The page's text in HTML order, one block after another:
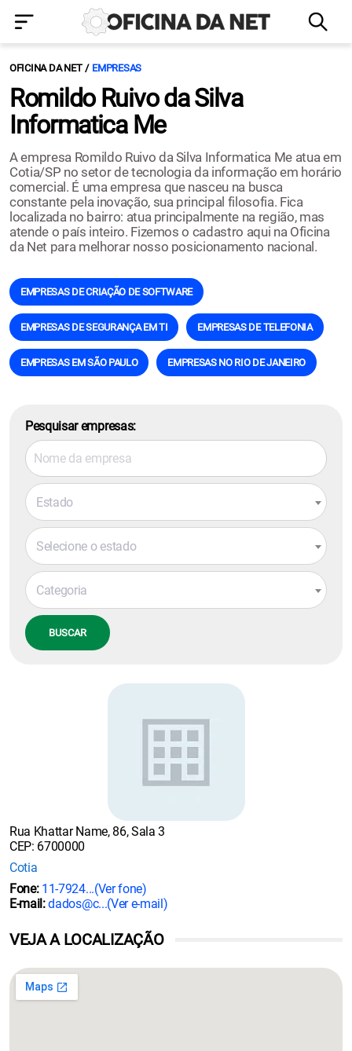
OFICINA DA NET EMPRESAS
Romildo Ruivo da Silva
Informatica Me
A empresa Romildo Ruivo da Silva Informatica Me atua em
Cotia/SP no setor de tecnologia da informação em horário
comercial. É uma empresa que nasceu na busca
constante pela inovação, sua principal filosofia. Fica
localizada no bairro: atua principalmente na região, mas
atende o país inteiro. Fizemos o cadastro aqui na Oficina
da Net para melhorar nosso posicionamento nacional.
EMPRESAS DE CRIAÇÃO DE SOFTWARE
EMPRESAS DE SEGURANÇA EM TI EMPRESAS DE TELEFONIA
EMPRESAS EM SÃO PAULO EMPRESAS NO RIO DE JANEIRO
Pesquisar empresas:
Estado
Selecione o estado
Categoria
BUSCAR
Rua Khattar Name, 86, Sala 3
CEP: 6700000
Cotia
Fone: 11-7924...(Ver fone)
E-mail:dados@c...(Ver e-mail)
VEJA A LOCALIZAÇÃO